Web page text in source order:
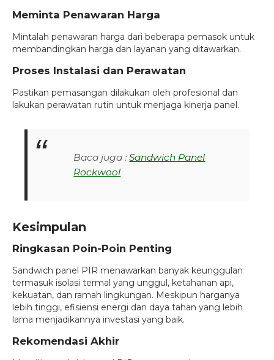
Meminta Penawaran Harga
Mintalah penawaran harga dari beberapa pemasok untuk
membandingkan harga dan layanan yang ditawarkan.
Proses Instalasi dan Perawatan
Pastikan pemasangan dilakukan oleh profesional dan
lakukan perawatan rutin untuk menjaga kinerja panel.
Baca juga :Sandwich Panel
Rockwool
Kesimpulan
Ringkasan Poin-Poin Penting
Sandwich panel PIR menawarkan banyak keunggulan
termasuk isolasi termal yang unggul, ketahanan api,
kekuatan, dan ramah lingkungan. Meskipun harganya
lebih tinggi, efisiensi energi dan daya tahan yang lebih
lama menjadikannya investasi yang baik.
Rekomendasi Akhir